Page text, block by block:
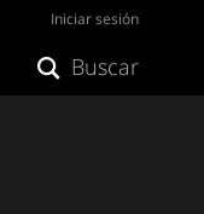
Iniciar sesión
Buscar